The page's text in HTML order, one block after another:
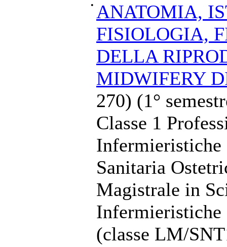
• ANATOMIA,
FISIOLOGIA,
DELLA
MIDWIFERY
270) (1°
Classe 1
Infermieristiche
Sanitaria
Magistrale in
Infermieristiche
(classe LM/